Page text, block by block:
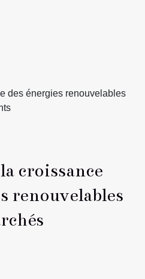
des énergies renouvelables
croissance
renouvelables